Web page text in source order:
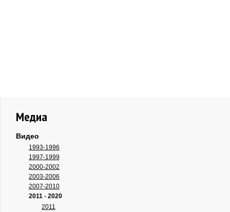
Медиа
Видео
1993-1996
1997-1999
2000-2002
2003-2006
2007-2010
2011 - 2020
2011